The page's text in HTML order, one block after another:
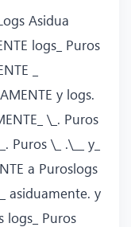
Asidua
logs_ Puros
_
y logs.
\_. Puros
Puros \_ .\__ y_
a Puroslogs
asiduamente. y
logs_ Puros